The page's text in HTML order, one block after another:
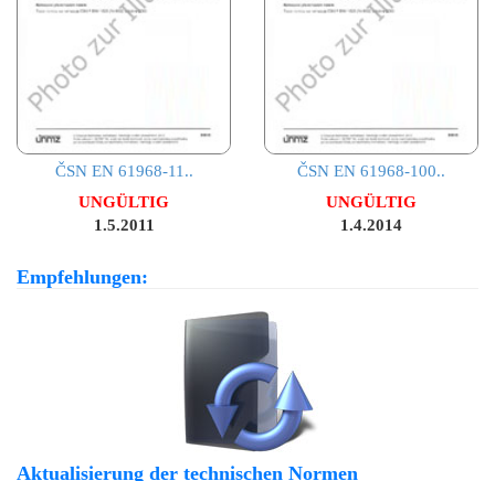
ČSN EN 61968-11..
UNGÜLTIG
1.5.2011
ČSN EN 61968-100..
UNGÜLTIG
1.4.2014
Empfehlungen:
Aktualisierung der technischen Normen